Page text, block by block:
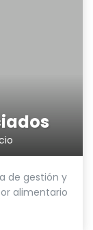
de gestión y
alimentario